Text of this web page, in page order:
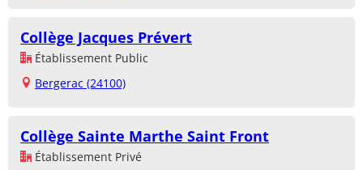
Collège Jacques Prévert
Établissement Public
Bergerac (24100)
Collège Sainte Marthe Saint Front
Établissement Privé